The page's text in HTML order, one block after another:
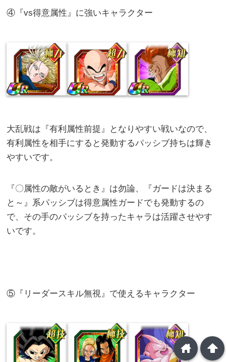
④『vs得意属性』に強いキャラクター
大乱戦は『有利属性前提』となりやすい戦いなので、
有利属性を相手にすると発動するパッシブ持ちは輝き
やすいです。
『〇属性の敵がいるとき』は勿論、『ガードは決まる
と～』系パッシブは得意属性ガードでも発動するの
で、その手のパッシブを持ったキャラは活躍させやす
いです。
⑤『リーダースキル無視』で使えるキャラクター
arrowup
home